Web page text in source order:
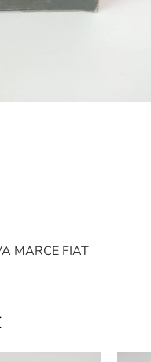
MARCE FIAT